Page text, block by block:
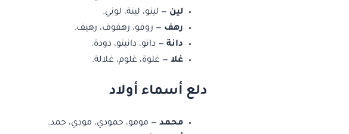
لين — لينو، لينة، لوني.
رهف — روفو، رهفوف، رهيف.
دانة — دانو، دانيتو، دودة.
غلا — غلوة، غلوم، غلالة.
دلع أسماء أولاد
محمد — مومو، حمودي، مودي، حمد.